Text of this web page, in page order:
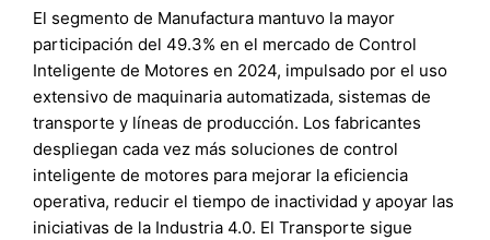
El segmento de Manufactura mantuvo la mayor
participación del 49.3% en el mercado de Control
Inteligente de Motores en 2024, impulsado por el uso
extensivo de maquinaria automatizada, sistemas de
transporte y líneas de producción. Los fabricantes
despliegan cada vez más soluciones de control
inteligente de motores para mejorar la eficiencia
operativa, reducir el tiempo de inactividad y apoyar las
iniciativas de la Industria 4.0. El Transporte sigue